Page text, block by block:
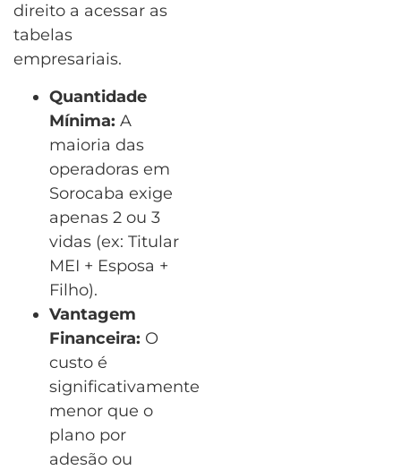
direito a acessar as
tabelas
empresariais.
Quantidade
Mínima: A
maioria das
operadoras em
Sorocaba exige
apenas 2 ou 3
vidas (ex: Titular
MEI + Esposa +
Filho).
Vantagem
Financeira: O
custo é
significativamente
menor que o
plano por
adesão ou